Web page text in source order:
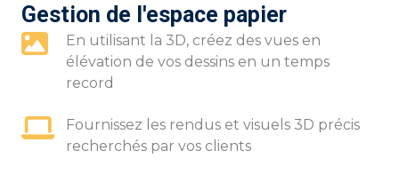
Gestion de l'espace papier
En utilisant la 3D, créez des vues en
élévation de vos dessins en un temps
record
Fournissez les rendus et visuels 3D précis
recherchés par vos clients